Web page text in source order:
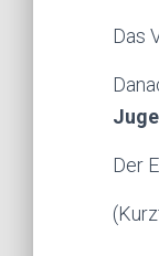
Das
Der